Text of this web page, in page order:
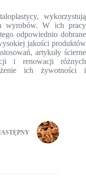
wykorzystują
wyrobów. W ich pracy
odpowiednio dobrane
jakości produktów
artykuły ścierne
i renowacji różnych
ich żywotności i